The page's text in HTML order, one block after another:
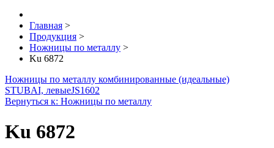
Главная >
Продукция >
Ножницы по металлу >
Ku 6872
Ножницы по металлу комбинированные (идеальные)
STUBAI, левыеJS1602
Вернуться к: Ножницы по металлу
Ku 6872